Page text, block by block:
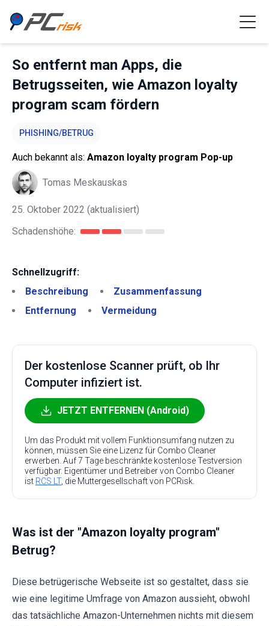
So entfernt man Apps, die
Betrugsseiten, wie Amazon loyalty
program scam fördern
PHISHING/BETRUG
Auch bekannt als: Amazon loyalty program Pop-up
Tomas Meskauskas
25. Oktober 2022 (aktualisiert)
Schadenshöhe:
Schnellzugriff:
Beschreibung
Zusammenfassung
Entfernung
Vermeidung
Der kostenlose Scanner prüft, ob Ihr
Computer infiziert ist.
JETZT ENTFERNEN (Android)
Um das Produkt mit vollem Funktionsumfang nutzen zu
können, müssen Sie eine Lizenz für Combo Cleaner
erwerben. Auf 7 Tage beschränkte kostenlose Testversion
verfügbar. Eigentümer und Betreiber von Combo Cleaner
ist RCS LT, die Muttergesellschaft von PCRisk.
Was ist der "Amazon loyalty program"
Betrug?
Diese betrügerische Webseite ist so gestaltet, dass sie
wie eine legitime Umfrage von Amazon aussieht, obwohl
das tatsächliche Amazon-Unternehmen nichts mit diesem